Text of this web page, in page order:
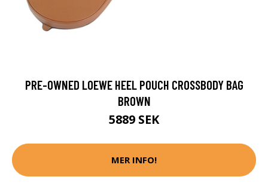
PRE-OWNED LOEWE HEEL POUCH CROSSBODY BAG
BROWN
5889 SEK
MER INFO!